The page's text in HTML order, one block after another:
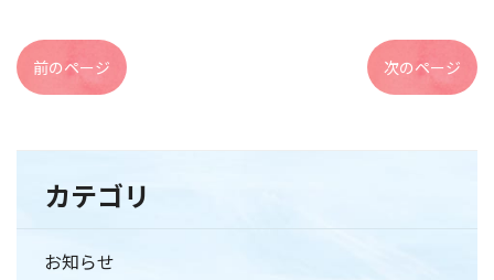
前のページ 次のページ
カテゴリ
お知らせ